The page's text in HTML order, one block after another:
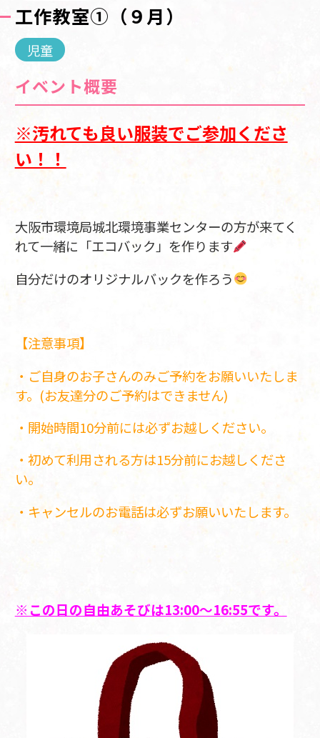
工作教室①（９月）
児童
イベント概要
※汚れても良い服装でご参加くださ
い！！
大阪市環境局城北環境事業センターの方が来てく
れて一緒に「エコバック」を作ります
自分だけのオリジナルバックを作ろう
【注意事項】
・ご自身のお子さんのみご予約をお願いいたしま
す。(お友達分のご予約はできません)
・開始時間10分前には必ずお越しください。
・初めて利用される方は15分前にお越しくださ
い。
・キャンセルのお電話は必ずお願いいたします。
※この日の自由あそびは13:00～16:55です。